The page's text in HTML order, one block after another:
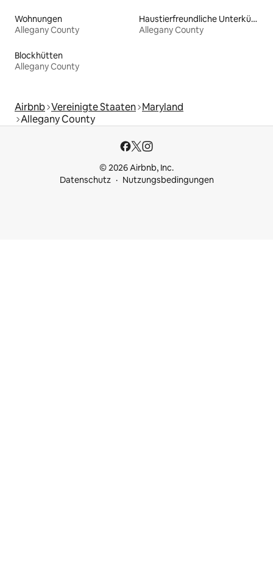
Wohnungen
Allegany County
Haustierfreundliche Unterkünfte
Allegany County
Blockhütten
Allegany County
Airbnb Vereinigte Staaten Maryland
Allegany County
© 2026 Airbnb, Inc.
Datenschutz
Nutzungsbedingungen